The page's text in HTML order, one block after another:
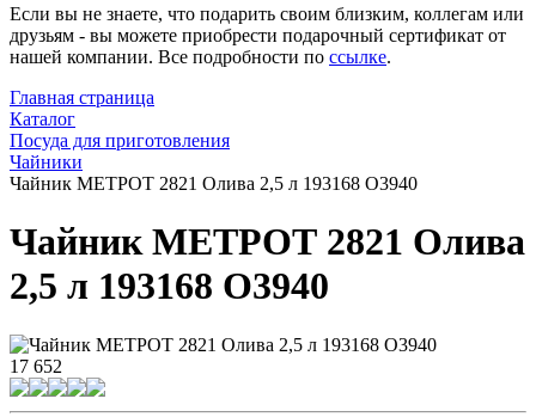
Если вы не знаете, что подарить своим близким, коллегам или
друзьям - вы можете приобрести подарочный сертификат от
нашей компании. Все подробности по ссылке.
Главная страница
Каталог
Посуда для приготовления
Чайники
Чайник МЕТРОТ 2821 Олива 2,5 л 193168 О3940
Чайник МЕТРОТ 2821 Олива
2,5 л 193168 О3940
17 652